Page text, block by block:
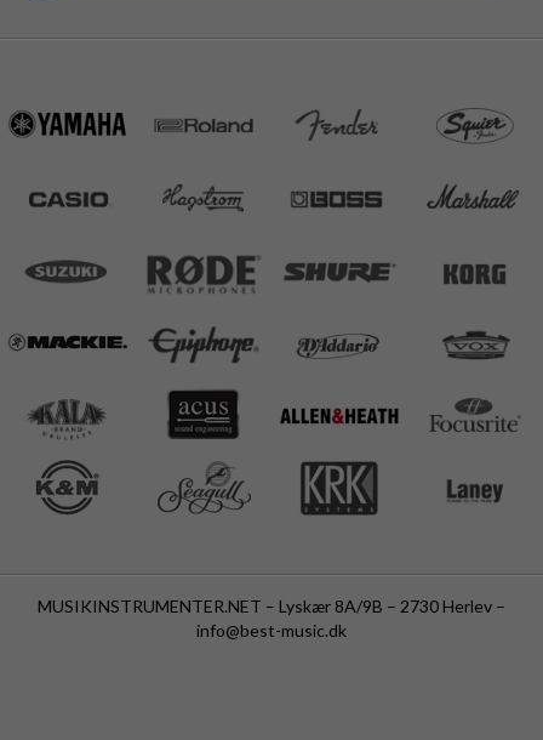
MUSIKINSTRUMENTER.NET – Lyskær 8A/9B – 2730 Herlev –
info@best-music.dk